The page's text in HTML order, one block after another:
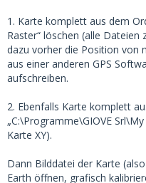
1. Karte komplett aus dem
Raster“ löschen (alle Dateien
dazu vorher die Position von
aus einer anderen GPS
aufschreiben.
2. Ebenfalls Karte komplett
„C:\Programme\GIOVE
Karte XY).
Dann Bilddatei der Karte
Earth öffnen, grafisch